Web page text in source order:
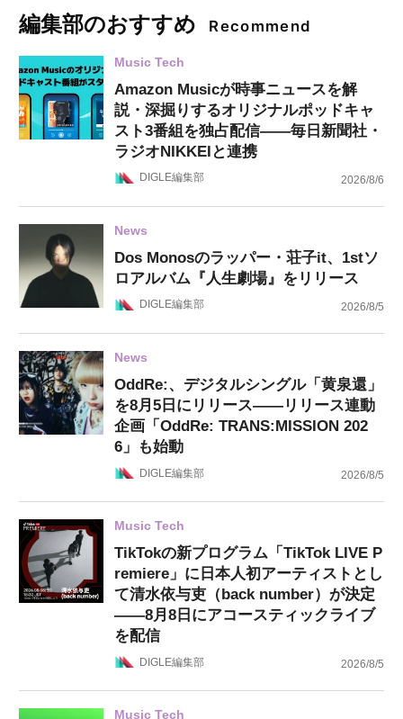
編集部のおすすめ Recommend
Music Tech
Amazon Musicが時事ニュースを解
説・深掘りするオリジナルポッドキャ
スト3番組を独占配信——毎日新聞社・
ラジオNIKKEIと連携
DIGLE編集部 2026/8/6
News
Dos Monosのラッパー・荘子it、1stソ
ロアルバム『人生劇場』をリリース
DIGLE編集部 2026/8/5
News
OddRe:、デジタルシングル「黄泉還」
を8月5日にリリース——リリース連動
企画「OddRe: TRANS:MISSION 202
6」も始動
DIGLE編集部 2026/8/5
Music Tech
TikTokの新プログラム「TikTok LIVE P
remiere」に日本人初アーティストとし
て清水依与吏（back number）が決定
——8月8日にアコースティックライブ
を配信
DIGLE編集部 2026/8/5
Music Tech